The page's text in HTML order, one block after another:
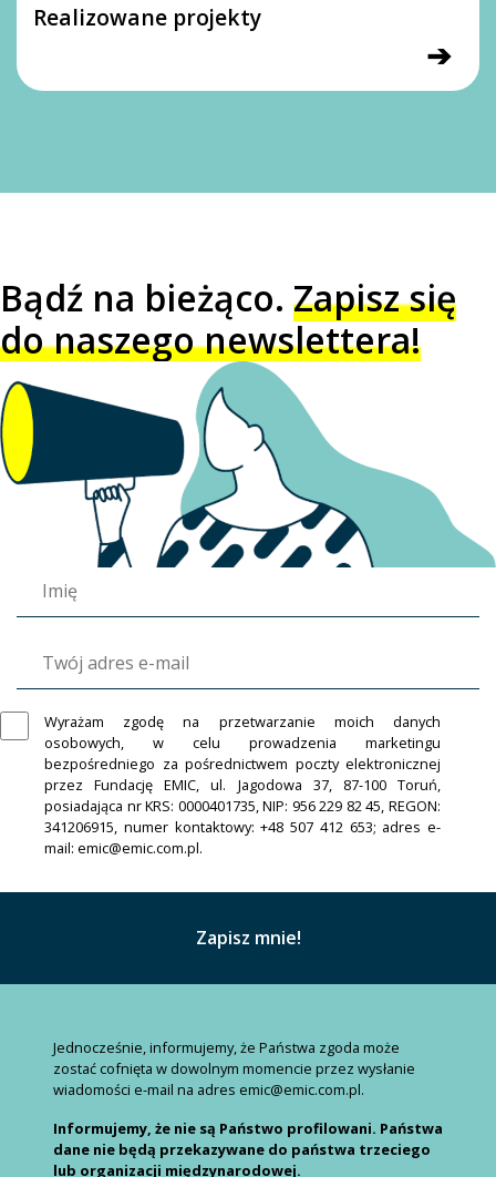
Realizowane projekty
➔
Bądź na bieżąco. Zapisz się
do naszego newslettera!
Wyrażam zgodę na przetwarzanie moich danych
osobowych, w celu prowadzenia marketingu
bezpośredniego za pośrednictwem poczty elektronicznej
przez Fundację EMIC, ul. Jagodowa 37, 87-100 Toruń,
posiadająca nr KRS: 0000401735, NIP: 956 229 82 45, REGON:
341206915, numer kontaktowy: +48 507 412 653; adres e-
mail: emic@emic.com.pl.
Jednocześnie, informujemy, że Państwa zgoda może
zostać cofnięta w dowolnym momencie przez wysłanie
wiadomości e-mail na adres emic@emic.com.pl.
Informujemy, że nie są Państwo profilowani. Państwa
dane nie będą przekazywane do państwa trzeciego
lub organizacji międzynarodowej.